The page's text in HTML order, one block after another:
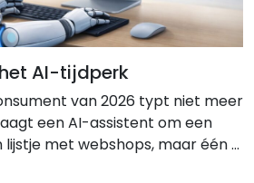
AI-tijdperk
van 2026 typt niet meer
een AI-assistent om een
met webshops, maar één ...